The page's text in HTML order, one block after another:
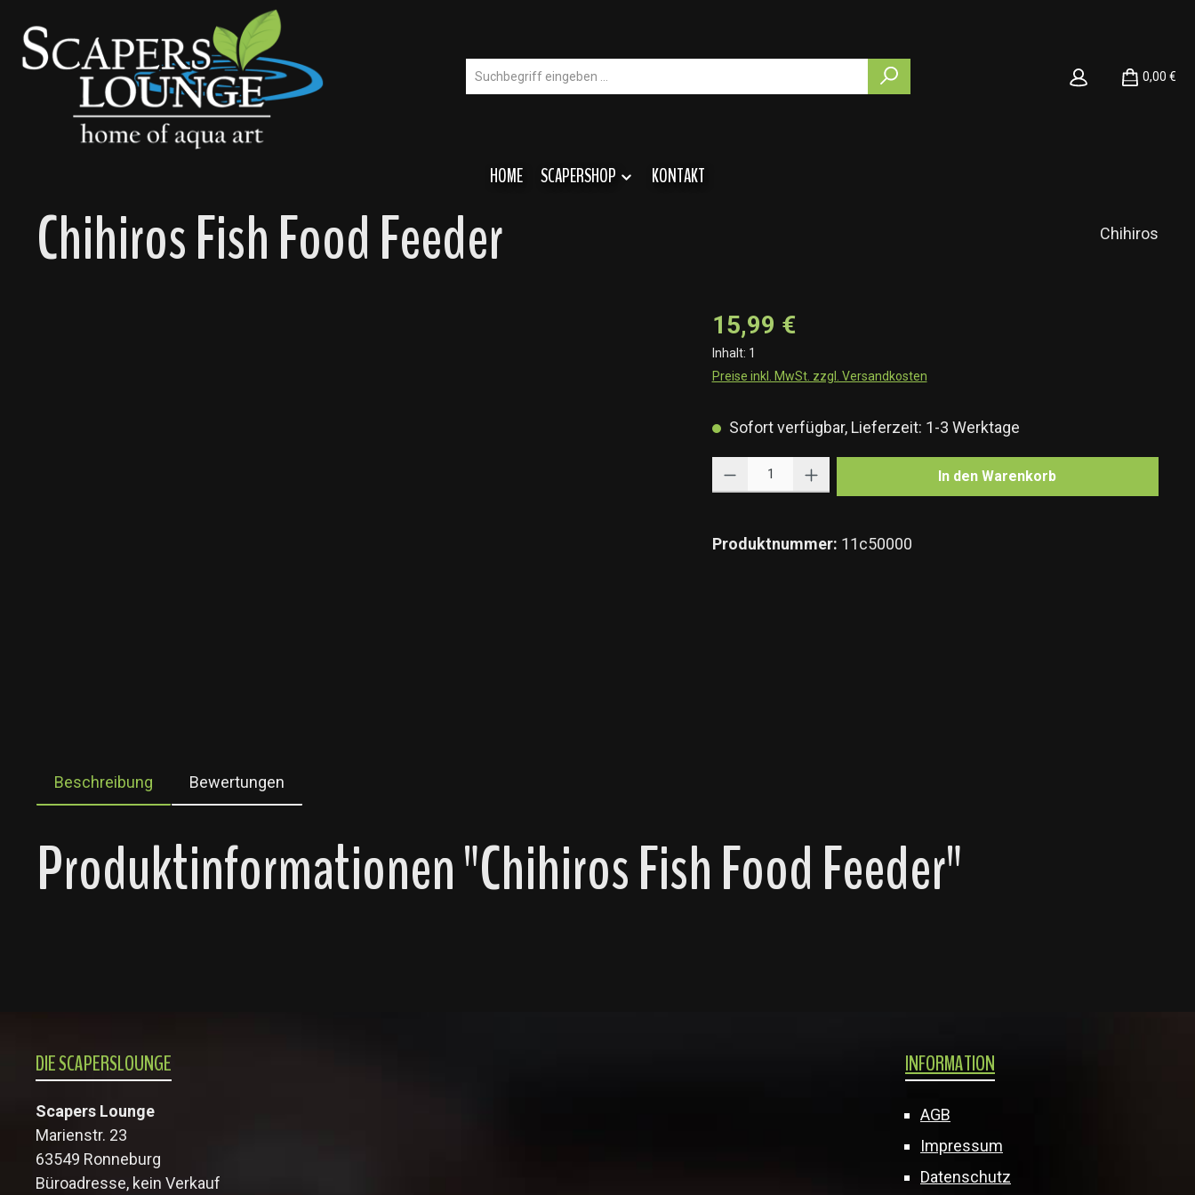
Zur Hauptnavigation springen
0,00 €
HOME SCAPERSHOP KONTAKT
Chihiros Fish Food Feeder Chihiros
15,99 €
Inhalt: 1
Preise inkl. MwSt. zzgl. Versandkosten
Sofort verfügbar, Lieferzeit: 1-3 Werktage
In den Warenkorb
Produktnummer: 11c50000
Beschreibung Bewertungen
Produktinformationen "Chihiros Fish Food Feeder"
DIE SCAPERSLOUNGE
Scapers Lounge
Marienstr. 23
63549 Ronneburg
Büroadresse, kein Verkauf
INFORMATION
AGB
Impressum
Datenschutz